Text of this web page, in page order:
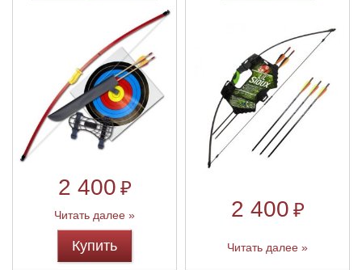
2 400 ₽
Читать далее »
Купить
2 400 ₽
Читать далее »